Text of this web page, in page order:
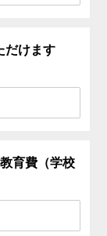
だけます
育費（学校